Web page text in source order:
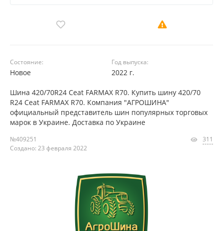
Состояние:
Новое
Год выпуска:
2022 г.
Шина 420/70R24 Ceat FARMAX R70. Купить шину 420/70
R24 Ceat FARMAX R70. Компания "АГРОШИНА"
официальный представитель шин популярных торговых
марок в Украине. Доставка по Украине
№409251
Создано: 23 февраля 2022
311